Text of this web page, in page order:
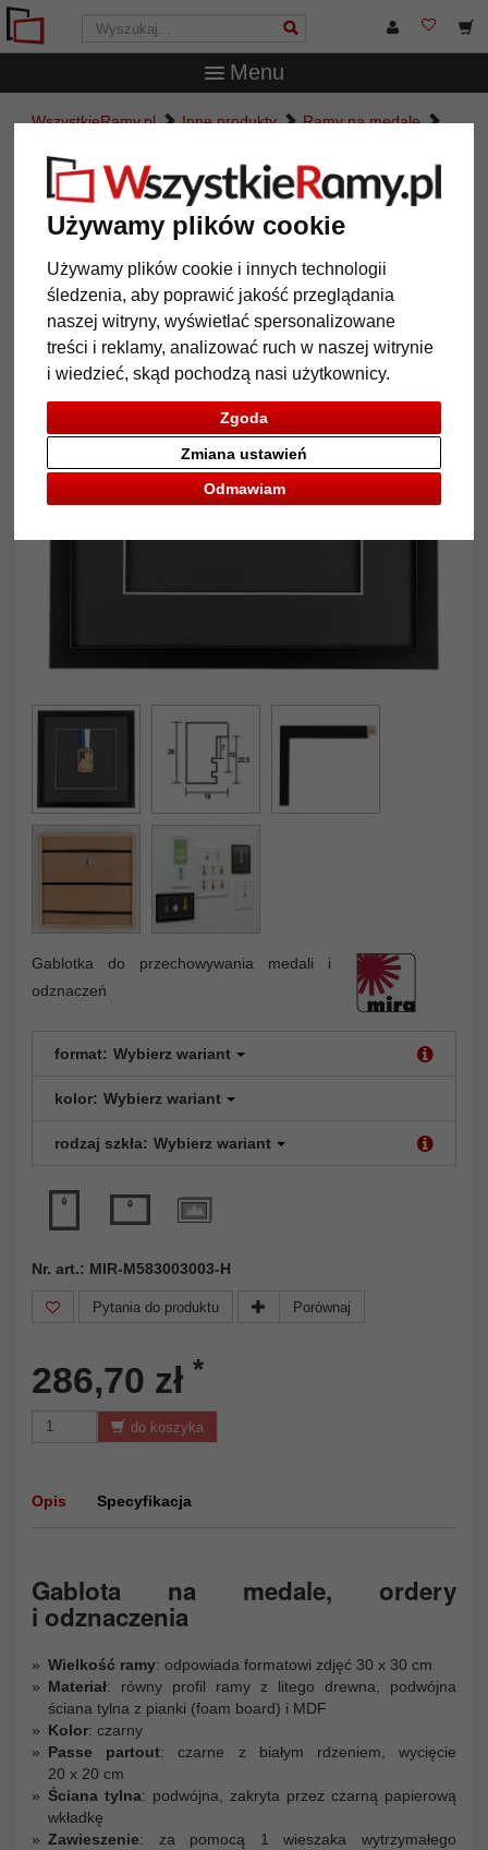
Używamy plików cookie
Używamy plików cookie i innych technologii
śledzenia, aby poprawić jakość przeglądania
naszej witryny, wyświetlać spersonalizowane
treści i reklamy, analizować ruch w naszej witrynie
i wiedzieć, skąd pochodzą nasi użytkownicy.
Zgoda
Odmawiam
Zmiana ustawień
Menu
WszystkieRamy.pl Inne produkty
Ramy na medale
Gablota na medale 30x30 cm,
czarna
Gablotka do przechowywania medali i
odznaczeń
format: Wybierz wariant
kolor: Wybierz wariant
rodzaj szkła: Wybierz wariant
Nr. art.: MIR-M583003003-H
Pytania do produktu Porównaj
286,70 zł *
do koszyka
Opis Specyfikacja
Gablota na medale, ordery
i odznaczenia
Wielkość ramy: odpowiada formatowi zdjęć 30 x 30 cm
Materiał: równy profil ramy z litego drewna, podwójna
ściana tylna z pianki (foam board) i MDF
Kolor: czarny
Passe partout: czarne z białym rdzeniem, wycięcie
20 x 20 cm
Ściana tylna: podwójna, zakryta przez czarną papierową
wkładkę
Zawieszenie: za pomocą 1 wieszaka wytrzymałego